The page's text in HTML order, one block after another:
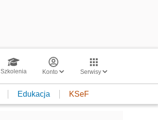
Szkolenia Konto Serwisy
Edukacja KSeF